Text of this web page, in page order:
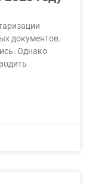
документов.
Однако